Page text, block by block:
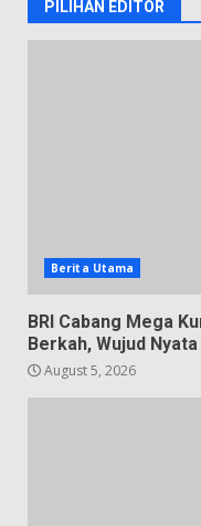
PILIHAN EDITOR
Berita Utama
BRI Cabang Mega
Berkah, Wujud
August 5, 2026